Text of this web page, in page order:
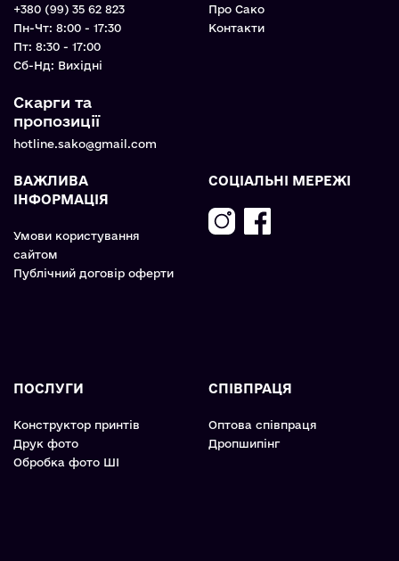
+380 (99) 35 62 823
Пн-Чт: 8:00 - 17:30
Пт: 8:30 - 17:00
Cб-Нд: Вихідні
Скарги та
пропозиції
hotline.sako@gmail.com
Про Сако
Контакти
ВАЖЛИВА
ІНФОРМАЦІЯ
Умови користування
сайтом
Публічний договір оферти
СОЦІАЛЬНІ МЕРЕЖІ
ПОСЛУГИ
Конструктор принтів
Друк фото
Обробка фото ШІ
СПІВПРАЦЯ
Оптова співпраця
Дропшипінг